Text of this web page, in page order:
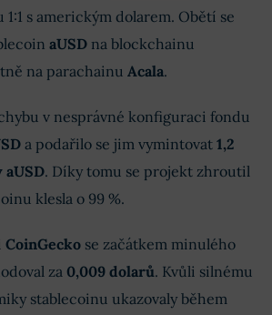
s americkým dolarem. Obětí se
aUSD na blockchainu
na parachainu Acala.
v nesprávné konfiguraci fondu
a podařilo se jim vymintovat 1,2
. Díky tomu se projekt zhroutil
klesla o 99 %.
CoinGecko se začátkem minulého
za 0,009 dolarů. Kvůli silnému
stablecoinu ukazovaly během